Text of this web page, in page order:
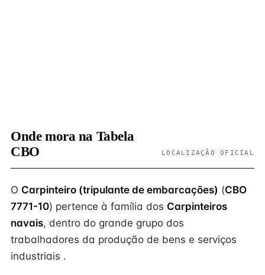
Onde mora na Tabela
CBO
LOCALIZAÇÃO OFICIAL
O Carpinteiro (tripulante de embarcações) (CBO
7771-10) pertence à família dos Carpinteiros
navais, dentro do grande grupo dos
trabalhadores da produção de bens e serviços
industriais .